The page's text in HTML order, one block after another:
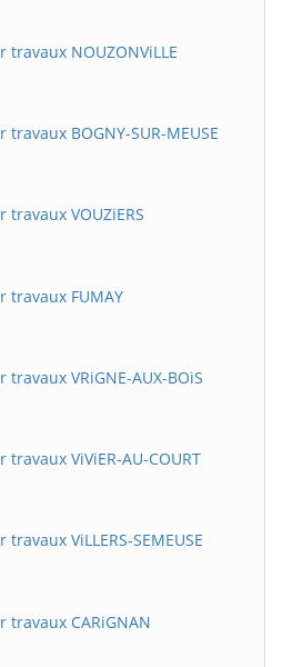
NOUZONViLLE
BOGNY-SUR-MEUSE
VOUZiERS
travaux FUMAY
VRiGNE-AUX-BOiS
ViViER-AU-COURT
ViLLERS-SEMEUSE
travaux CARiGNAN